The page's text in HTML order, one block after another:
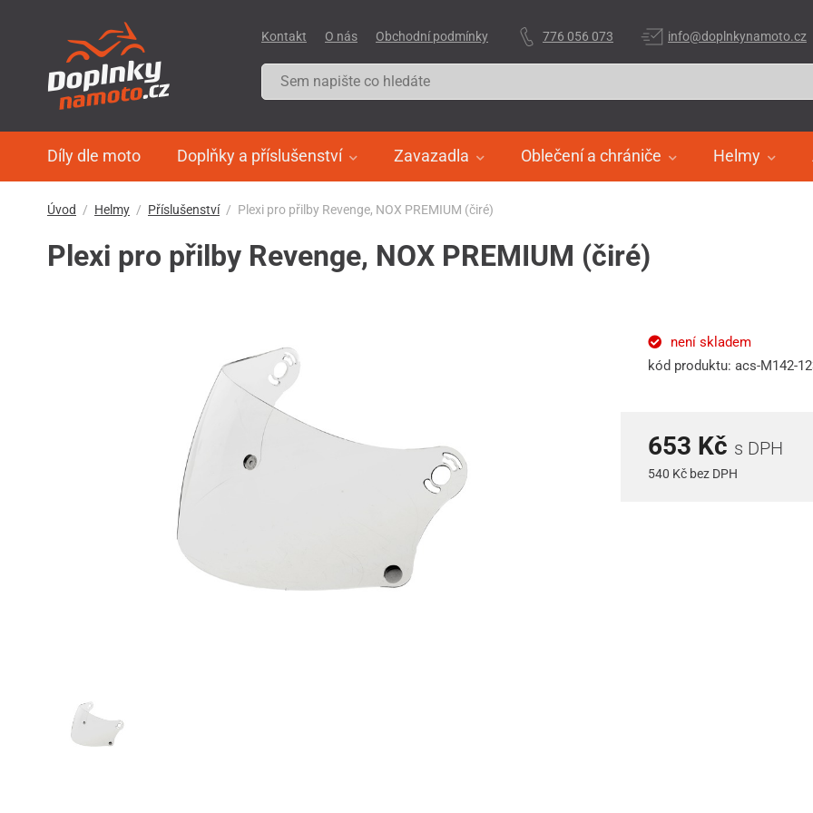
Díly dle moto Doplňky a příslušenství Zavazadla Oblečení a chrániče Helmy
Kontakt O nás Obchodní podmínky 776 056 073 info@doplnkynamoto.cz
Úvod Helmy Příslušenství Plexi pro přilby Revenge, NOX PREMIUM (čiré)
Plexi pro přilby Revenge, NOX PREMIUM (čiré)
není skladem
kód produktu: acs-M142-
653 Kč s DPH
540 Kč bez DPH